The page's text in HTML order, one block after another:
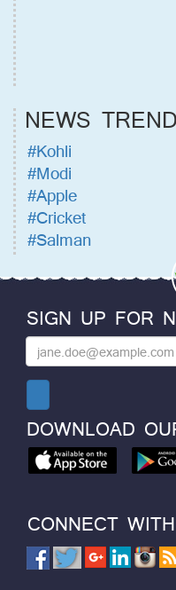
NEWS
#Kohli
#Modi
#Apple
#Cricket
#Salman
SIGN UP FOR
DOWNLOAD
CONNECT